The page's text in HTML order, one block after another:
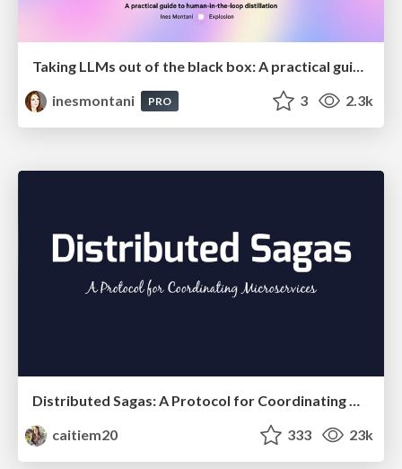
inesmontani
PRO 3 2.3k
Distributed Sagas: A Protocol for Coordinating Microservices
caitiem20
333 23k